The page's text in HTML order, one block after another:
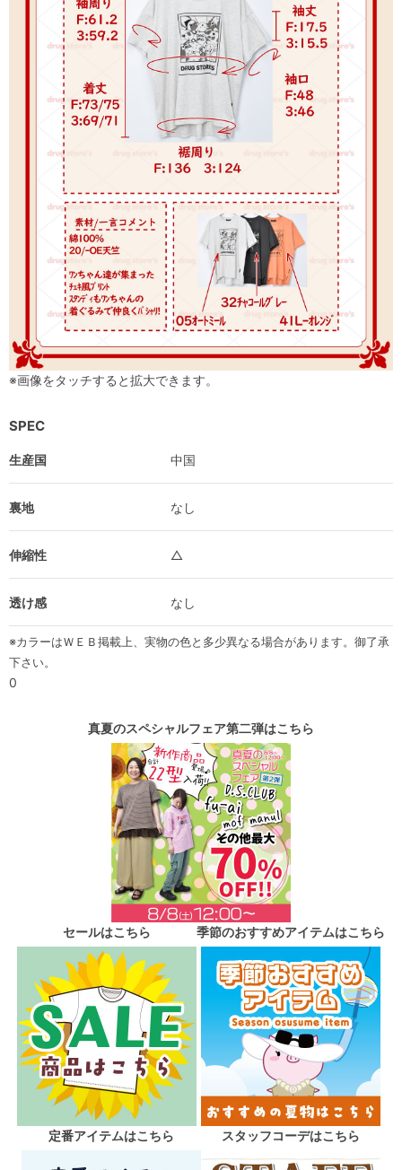
※画像をタッチすると拡大できます。
SPEC
生産国 中国
裏地 なし
伸縮性 △
透け感 なし
※カラーはＷＥＢ掲載上、実物の色と多少異なる場合があります。御了承
下さい。
0
真夏のスペシャルフェア第二弾はこちら
セールはこちら 季節のおすすめアイテムはこちら
定番アイテムはこちら スタッフコーデはこちら